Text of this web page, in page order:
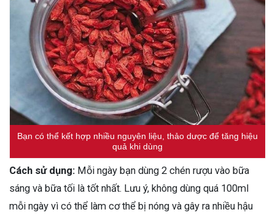
Bạn có thể kết hợp nhiều nguyên liệu, thảo dược để tăng hiệu
quả khi dùng
Cách sử dụng: Mỗi ngày bạn dùng 2 chén rượu vào bữa
sáng và bữa tối là tốt nhất. Lưu ý, không dùng quá 100ml
mỗi ngày vì có thể làm cơ thể bị nóng và gây ra nhiều hậu